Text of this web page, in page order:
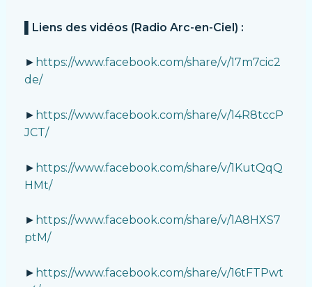
Liens des vidéos (Radio Arc-en-Ciel) :
► https://www.facebook.com/share/v/17m7cic2
de/
► https://www.facebook.com/share/v/14R8tccP
JCT/
► https://www.facebook.com/share/v/1KutQqQ
HMt/
► https://www.facebook.com/share/v/1A8HXS7
ptM/
► https://www.facebook.com/share/v/16tFTPwt